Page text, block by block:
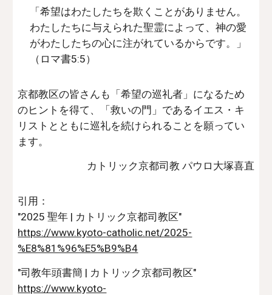
「希望はわたしたちを欺くことがありません。
わたしたちに与えられた聖霊によって、神の愛
がわたしたちの心に注がれているからです。」
（ロマ書5:5）
京都教区の皆さんも「希望の巡礼者」になるため
のヒントを得て、「救いの門」であるイエス・キ
リストとともに巡礼を続けられることを願ってい
ます。
カトリック京都司教 パウロ大塚喜直
引用：
"2025 聖年 | カトリック京都司教区"
https://www.kyoto-catholic.net/2025-
%E8%81%96%E5%B9%B4
"司教年頭書簡 | カトリック京都司教区"
https://www.kyoto-